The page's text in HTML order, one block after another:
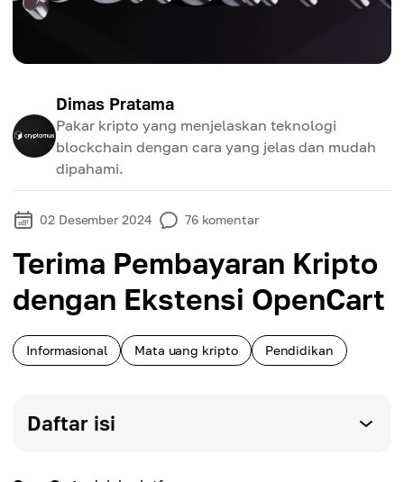
Dimas Pratama
Pakar kripto yang menjelaskan teknologi
blockchain dengan cara yang jelas dan mudah
dipahami.
02 Desember 2024 76 komentar
Terima Pembayaran Kripto
dengan Ekstensi OpenCart
Informasional Mata uang kripto Pendidikan
Daftar isi